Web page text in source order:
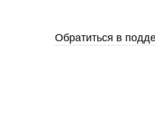
Обратиться в